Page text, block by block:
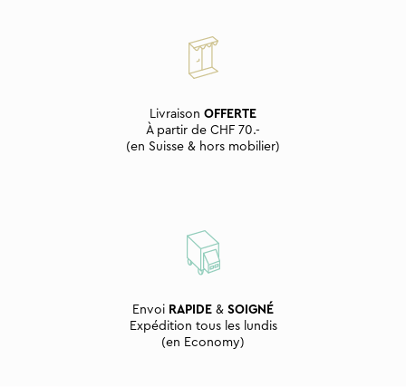
Livraison OFFERTE
À partir de CHF 70.-
(en Suisse & hors mobilier)
Envoi RAPIDE & SOIGNÉ
Expédition tous les lundis
(en Economy)